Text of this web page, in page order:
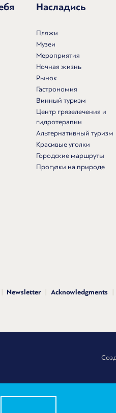
Насладись
Пляжи
Музеи
Мероприятия
Ночная жизнь
Рынок
Гастрономия
Винный туризм
Центр грязелечения и
гидротерапии
Альтернативный туризм
Красивые уголки
Городские маршруты
Прогулки на природе
Newsletter
Acknowledgments